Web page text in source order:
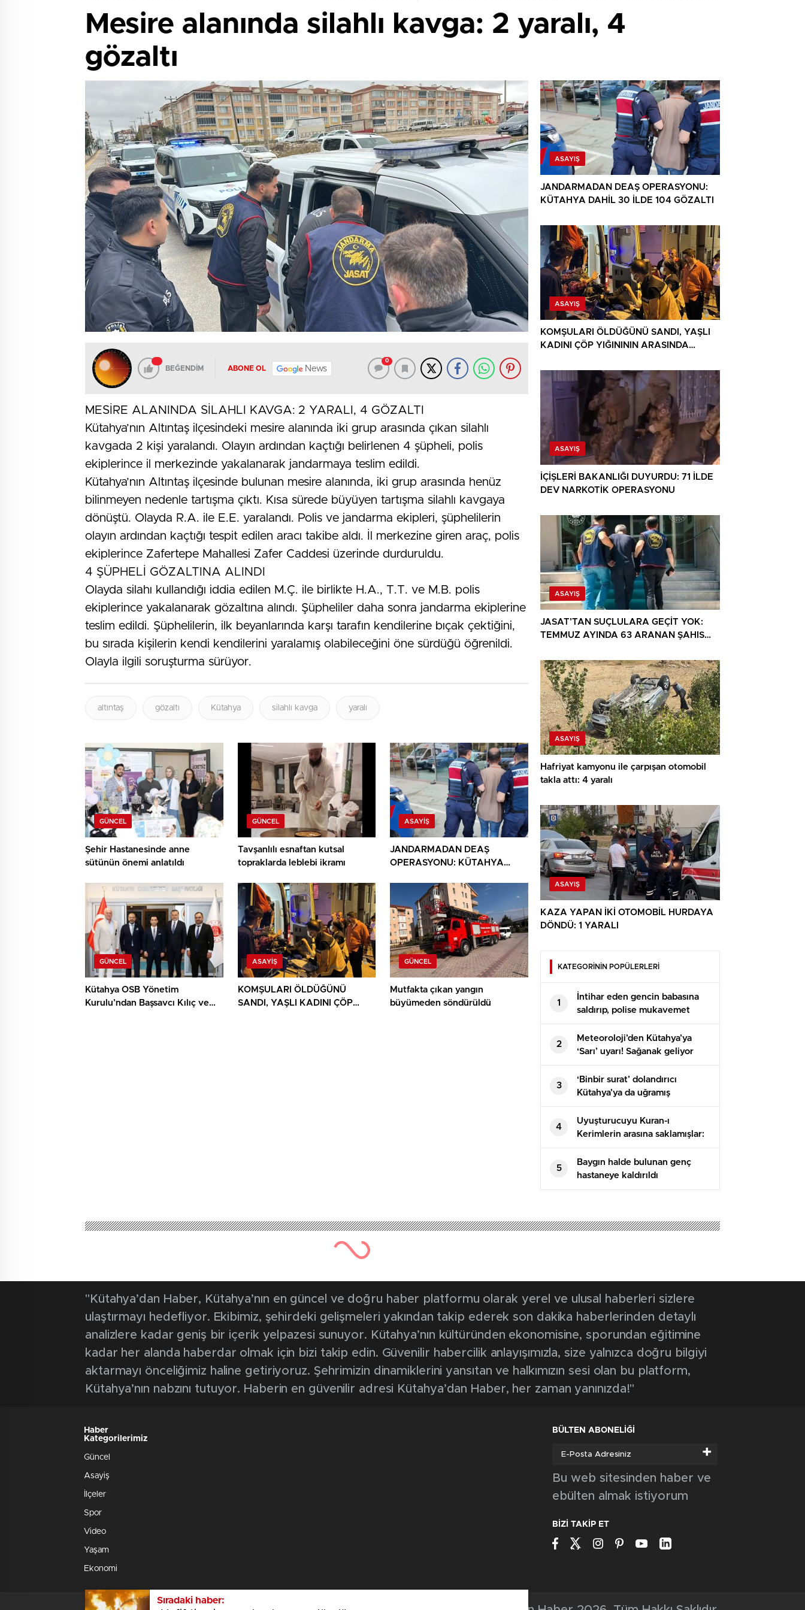
Mesire alanında silahlı kavga: 2 yaralı, 4
gözaltı
BEĞENDİM ABONE OL News
0
MESİRE ALANINDA SİLAHLI KAVGA: 2 YARALI, 4 GÖZALTI
Kütahya’nın Altıntaş ilçesindeki mesire alanında iki grup arasında çıkan silahlı
kavgada 2 kişi yaralandı. Olayın ardından kaçtığı belirlenen 4 şüpheli, polis
ekiplerince il merkezinde yakalanarak jandarmaya teslim edildi.
Kütahya’nın Altıntaş ilçesinde bulunan mesire alanında, iki grup arasında henüz
bilinmeyen nedenle tartışma çıktı. Kısa sürede büyüyen tartışma silahlı kavgaya
dönüştü. Olayda R.A. ile E.E. yaralandı. Polis ve jandarma ekipleri, şüphelilerin
olayın ardından kaçtığı tespit edilen aracı takibe aldı. İl merkezine giren araç, polis
ekiplerince Zafertepe Mahallesi Zafer Caddesi üzerinde durduruldu.
4 ŞÜPHELİ GÖZALTINA ALINDI
Olayda silahı kullandığı iddia edilen M.Ç. ile birlikte H.A., T.T. ve M.B. polis
ekiplerince yakalanarak gözaltına alındı. Şüpheliler daha sonra jandarma ekiplerine
teslim edildi. Şüphelilerin, ilk beyanlarında karşı tarafın kendilerine bıçak çektiğini,
bu sırada kişilerin kendi kendilerini yaralamış olabileceğini öne sürdüğü öğrenildi.
Olayla ilgili soruşturma sürüyor.
altıntaş gözaltı Kütahya silahlı kavga yaralı
GÜNCEL
Şehir Hastanesinde anne
sütünün önemi anlatıldı
GÜNCEL
Tavşanlılı esnaftan kutsal
topraklarda leblebi ikramı
ASAYIŞ
JANDARMADAN DEAŞ
OPERASYONU: KÜTAHYA
GÜNCEL
Kütahya OSB Yönetim
Kurulu’ndan Başsavcı Kılıç ve
ASAYIŞ
KOMŞULARI ÖLDÜĞÜNÜ
SANDI, YAŞLI KADINI ÇÖP
GÜNCEL
Mutfakta çıkan yangın
büyümeden söndürüldü
Sıradaki haber:
ASAYIŞ
JANDARMADAN DEAŞ OPERASYONU:
KÜTAHYA DAHİL 30 İLDE 104 GÖZALTI
ASAYIŞ
KOMŞULARI ÖLDÜĞÜNÜ SANDI, YAŞLI
KADINI ÇÖP YIĞINININ ARASINDA
ASAYIŞ
İÇİŞLERİ BAKANLIĞI DUYURDU: 71 İLDE
DEV NARKOTİK OPERASYONU
ASAYIŞ
JASAT’TAN SUÇLULARA GEÇİT YOK:
TEMMUZ AYINDA 63 ARANAN ŞAHIS
ASAYIŞ
Hafriyat kamyonu ile çarpışan otomobil
takla attı: 4 yaralı
ASAYIŞ
KAZA YAPAN İKİ OTOMOBİL HURDAYA
DÖNDÜ: 1 YARALI
KATEGORİNİN POPÜLERLERİ
1
İntihar eden gencin babasına
saldırıp, polise mukavemet
eden 6 şüpheli gözaltına alındı
2
Meteoroloji’den Kütahya’ya
‘Sarı’ uyarı! Sağanak geliyor
3
‘Binbir surat’ dolandırıcı
Kütahya’ya da uğramış
4
Uyuşturucuyu Kuran-ı
Kerimlerin arasına saklamışlar:
5 tutuklama
5
Baygın halde bulunan genç
hastaneye kaldırıldı
"Kütahya’dan Haber, Kütahya’nın en güncel ve doğru haber platformu olarak yerel ve ulusal haberleri sizlere
ulaştırmayı hedefliyor. Ekibimiz, şehirdeki gelişmeleri yakından takip ederek son dakika haberlerinden detaylı
analizlere kadar geniş bir içerik yelpazesi sunuyor. Kütahya’nın kültüründen ekonomisine, sporundan eğitimine
kadar her alanda haberdar olmak için bizi takip edin. Güvenilir habercilik anlayışımızla, size yalnızca doğru bilgiyi
aktarmayı önceliğimiz haline getiriyoruz. Şehrimizin dinamiklerini yansıtan ve halkımızın sesi olan bu platform,
Kütahya’nın nabzını tutuyor. Haberin en güvenilir adresi Kütahya’dan Haber, her zaman yanınızda!"
Haber
Kategorilerimiz
Güncel
Asayiş
İlçeler
Spor
Video
Yaşam
Ekonomi
BÜLTEN ABONELİĞİ
+
Bu web sitesinden haber ve
ebülten almak istiyorum
BİZİ TAKİP ET